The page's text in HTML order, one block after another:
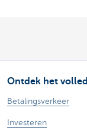
Ontdek het
Betalingsverkeer
Investeren